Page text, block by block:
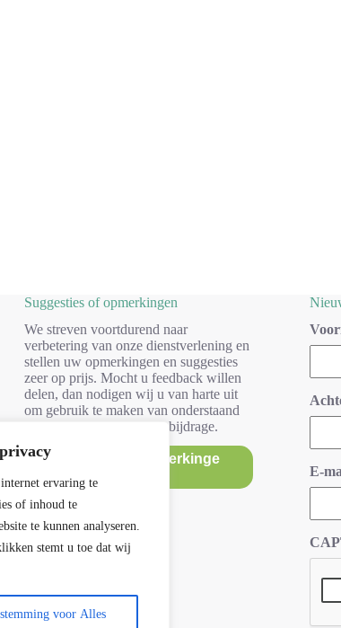
ervaring te
of inhoud te
te kunnen analyseren.
stemt u toe dat wij
voor Alles
Suggesties of opmerkingen
We streven voortdurend naar
verbetering van onze dienstverlening en
stellen uw opmerkingen en suggesties
zeer op prijs. Mocht u feedback willen
delen, dan nodigen wij u van harte uit
om gebruik te maken van onderstaand
formulier. Dank voor uw bijdrage.
Suggesties/opmerkinge
E-